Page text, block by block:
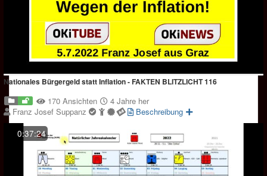
Nationales Bürgergeld statt Inflation - FAKTEN BLITZLICHT 116
170 Ansichten
4 Jahre her
Franz Josef Suppanz
Beschreibung
0:37:24